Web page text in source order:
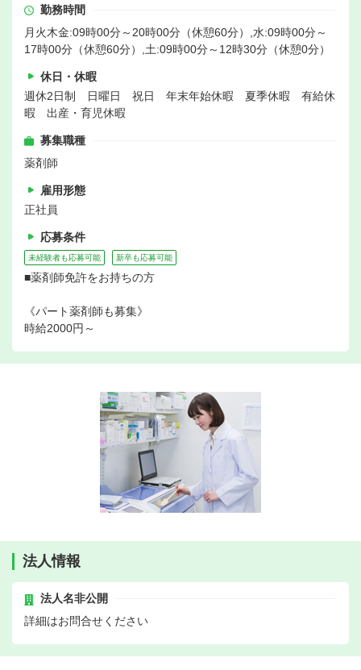
勤務時間
月火木金:09時00分～20時00分（休憩60分）,水:09時00分～
17時00分（休憩60分）,土:09時00分～12時30分（休憩0分）
休日・休暇
週休2日制 日曜日 祝日 年末年始休暇 夏季休暇 有給休
暇 出産・育児休暇
募集職種
薬剤師
雇用形態
正社員
応募条件
未経験者も応募可能 新卒も応募可能
■薬剤師免許をお持ちの方
《パート薬剤師も募集》
時給2000円～
法人情報
法人名非公開
詳細はお問合せください